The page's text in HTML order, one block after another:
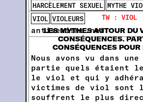
HARCÈLEMENT SEXUEL MYTHE
VIOL VIOLEURS
antisexisme.net
TW : VIOL
LES MYTHES AUTOUR DU
CONSÉQUENCES.
CONSÉQUENCES
Nous avons vu dans
partie quels étaient
le viol et qui y
victimes de viol sont
souffrent le plus